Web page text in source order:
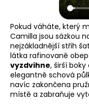
Pokud váháte, který
Camilla jsou sázkou
nejzákladnější střih
látka rafinovaně
vyzdvihne, širší
elegantně schová
navíc zakončena
místě a zabraňuje